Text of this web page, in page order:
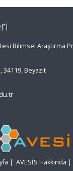
Bilimsel Araştırma
34119, Beyazıt
| AVESİS Hakkında |